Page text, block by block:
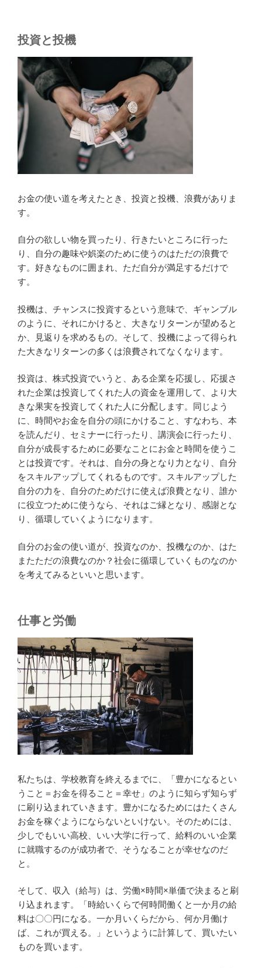
投資と投機
お金の使い道を考えたとき、投資と投機、浪費がありま
す。
自分の欲しい物を買ったり、行きたいところに行った
り、自分の趣味や娯楽のために使うのはただの浪費で
す。好きなものに囲まれ、ただ自分が満足するだけで
す。
投機は、チャンスに投資するという意味で、ギャンブル
のように、それにかけると、大きなリターンが望めると
か、見返りを求めるもの。そして、投機によって得られ
た大きなリターンの多くは浪費されてなくなります。
投資は、株式投資でいうと、ある企業を応援し、応援さ
れた企業は投資してくれた人の資金を運用して、より大
きな果実を投資してくれた人に分配します。同じよう
に、時間やお金を自分の頭にかけること、すなわち、本
を読んだり、セミナーに行ったり、講演会に行ったり、
自分が成長するために必要なことにお金と時間を使うこ
とは投資です。それは、自分の身となり力となり、自分
をスキルアップしてくれるものです。スキルアップした
自分の力を、自分のためだけに使えば浪費となり、誰か
に役立つために使うなら、それはご縁となり、感謝とな
り、循環していくようになります。
自分のお金の使い道が、投資なのか、投機なのか、はた
またただの浪費なのか？社会に循環していくものなのか
を考えてみるといいと思います。
仕事と労働
私たちは、学校教育を終えるまでに、「豊かになるとい
うこと＝お金を得ること＝幸せ」のように知らず知らず
に刷り込まれていきます。豊かになるためにはたくさん
お金を稼ぐようにならないといけない。そのためには、
少しでもいい高校、いい大学に行って、給料のいい企業
に就職するのが成功者で、そうなることが幸せなのだ
と。
そして、収入（給与）は、労働×時間×単価で決まると刷
り込まれます。「時給いくらで何時間働くと一か月の給
料は〇〇円になる。一か月いくらだから、何か月働け
ば、これが買える。」というように計算して、買いたい
ものを買います。